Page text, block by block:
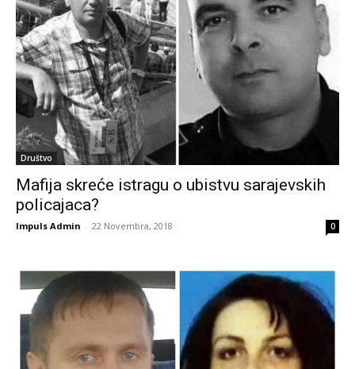
Društvo
Mafija skreće istragu o ubistvu sarajevskih
policajaca?
Impuls Admin - 22 Novembra, 2018 0